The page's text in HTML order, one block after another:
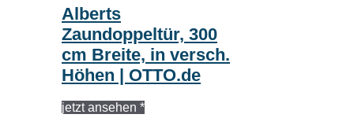
Alberts
Zaundoppeltür, 300
cm Breite, in versch.
Höhen | OTTO.de
jetzt ansehen *